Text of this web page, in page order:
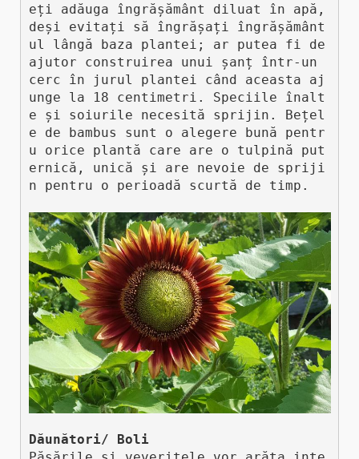
eți adăuga îngrășământ diluat în apă,
deși evitați să îngrășați îngrășământ
ul lângă baza plantei; ar putea fi de
ajutor construirea unui șanț într-un
cerc în jurul plantei când aceasta aj
unge la 18 centimetri. Speciile înalt
e și soiurile necesită sprijin. Bețel
e de bambus sunt o alegere bună pentr
u orice plantă care are o tulpină put
ernică, unică și are nevoie de spriji
n pentru o perioadă scurtă de timp.
Dăunători/ Boli